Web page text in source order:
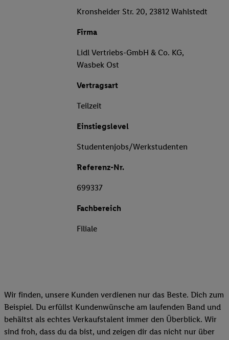
Kronsheider Str. 20, 23812 Wahlstedt
Firma
Lidl Vertriebs-GmbH & Co. KG,
Wasbek Ost
Vertragsart
Teilzeit
Einstiegslevel
Studentenjobs/Werkstudenten
Referenz-Nr.
699337
Fachbereich
Filiale
Wir finden, unsere Kunden verdienen nur das Beste. Dich zum
Beispiel. Du erfüllst Kundenwünsche am laufenden Band und
behältst als echtes Verkaufstalent immer den Überblick. Wir
sind froh, dass du da bist, und zeigen dir das nicht nur über